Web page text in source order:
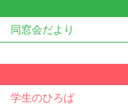
同窓会だより
学生のひろば